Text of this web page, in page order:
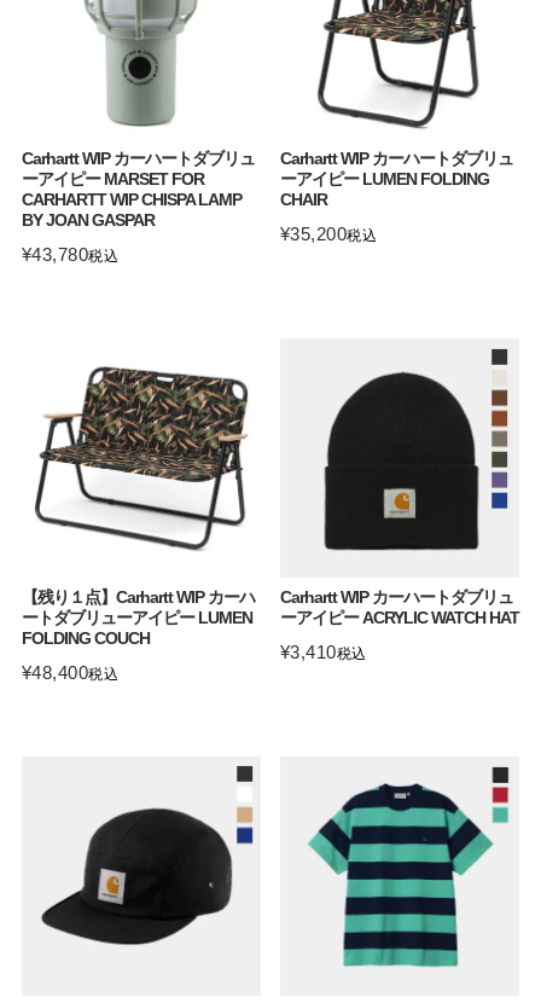
Carhartt WIP カーハートダブリュ
ーアイピー MARSET FOR
CARHARTT WIP CHISPA LAMP
BY JOAN GASPAR
¥43,780税込
Carhartt WIP カーハートダブリュ
ーアイピー LUMEN FOLDING
CHAIR
¥35,200税込
【残り１点】Carhartt WIP カーハ
ートダブリューアイピー LUMEN
FOLDING COUCH
¥48,400税込
Carhartt WIP カーハートダブリュ
ーアイピー ACRYLIC WATCH HAT
¥3,410税込